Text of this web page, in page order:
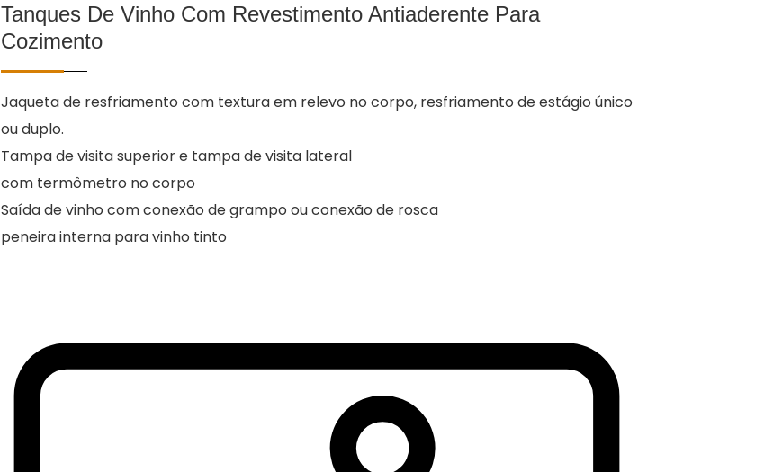
Tanques De Vinho Com Revestimento Antiaderente Para
Cozimento
Jaqueta de resfriamento com textura em relevo no corpo, resfriamento de estágio único
ou duplo.
Tampa de visita superior e tampa de visita lateral
com termômetro no corpo
Saída de vinho com conexão de grampo ou conexão de rosca
peneira interna para vinho tinto